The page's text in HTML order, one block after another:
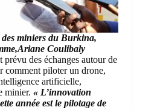
miniers du Burkina,
Coulibaly
des échanges autour de
comment piloter un drone,
artificielle,
minier. « L’innovation
année est le pilotage de